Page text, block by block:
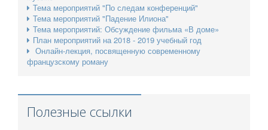
Тема мероприятий "По следам конференций"
Тема мероприятий "Падение Илиона"
Тема мероприятий: Обсуждение фильма «В доме»
План мероприятий на 2018 - 2019 учебный год
Онлайн-лекция, посвященную современному
французскому роману
Полезные ссылки